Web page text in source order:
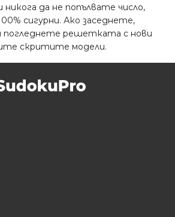
никога да не попълвате число,
сигурни. Ако заседнете,
погледнете решетката с нови
скритите модели.